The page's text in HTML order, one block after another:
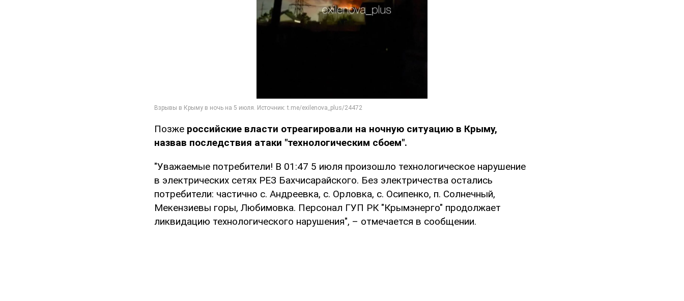
Позже российские власти отреагировали на ночную ситуацию в Крыму,
назвав последствия атаки "технологическим сбоем".
"Уважаемые потребители! В 01:47 5 июля произошло технологическое нарушение
в электрических сетях РЕЗ Бахчисарайского. Без электричества остались
потребители: частично с. Андреевка, с. Орловка, с. Осипенко, п. Солнечный,
Мекензиевы горы, Любимовка. Персонал ГУП РК "Крымэнерго" продолжает
ликвидацию технологического нарушения", – отмечается в сообщении.